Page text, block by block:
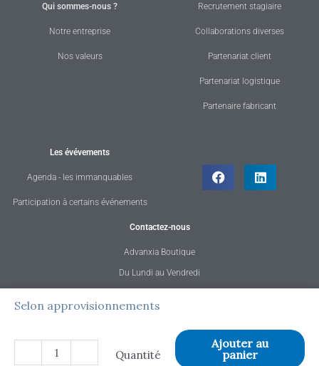
Qui sommes-nous ?
Notre entreprise
Nos valeurs
Recrutement stagiaire
Collaborations diverses
Partenariat client
Partenariat logistique
Partenaire fabricant
Les évévements
Agenda - les immanquables
Participation à certains événements
Contactez-nous
Advanxia Boutique
Du Lundi au Vendredi
E-mail : contact@advanxia.fr
Copyright @ 2026
Selon approvisionnements
Etabli
SISOUD
Quantité
Ajouter au
panier